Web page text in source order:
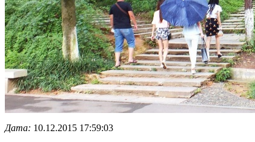
Дата: 10.12.2015 17:59:03